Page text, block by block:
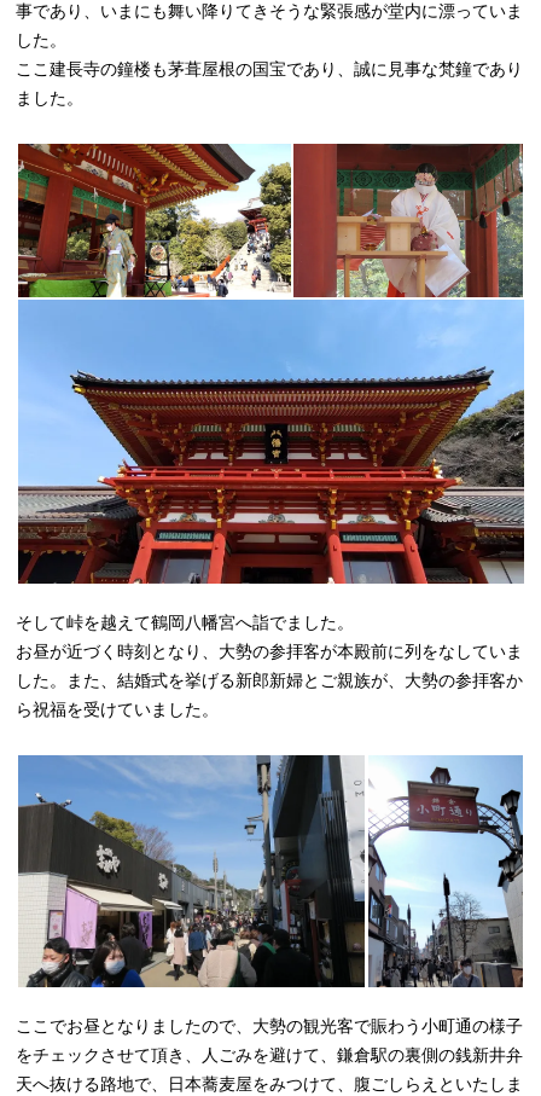
事であり、いまにも舞い降りてきそうな緊張感が堂内に漂っていま
した。
ここ建長寺の鐘楼も茅葺屋根の国宝であり、誠に見事な梵鐘であり
ました。
そして峠を越えて鶴岡八幡宮へ詣でました。
お昼が近づく時刻となり、大勢の参拝客が本殿前に列をなしていま
した。また、結婚式を挙げる新郎新婦とご親族が、大勢の参拝客か
ら祝福を受けていました。
ここでお昼となりましたので、大勢の観光客で賑わう小町通の様子
をチェックさせて頂き、人ごみを避けて、鎌倉駅の裏側の銭新井弁
天へ抜ける路地で、日本蕎麦屋をみつけて、腹ごしらえといたしま